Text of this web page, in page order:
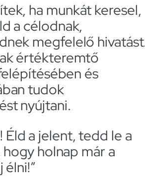
ha munkát keresel,
a célodnak,
megfelelő
értékteremtő
és
tudok
nyújtani.
Éld a jelent, tedd le a
holnap már a